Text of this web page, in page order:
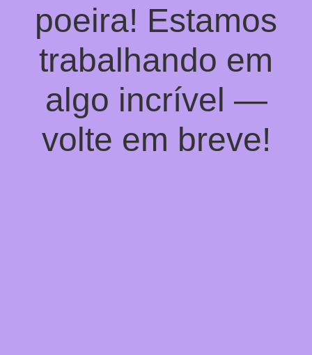
poeira! Estamos
trabalhando em
algo incrível —
volte em breve!